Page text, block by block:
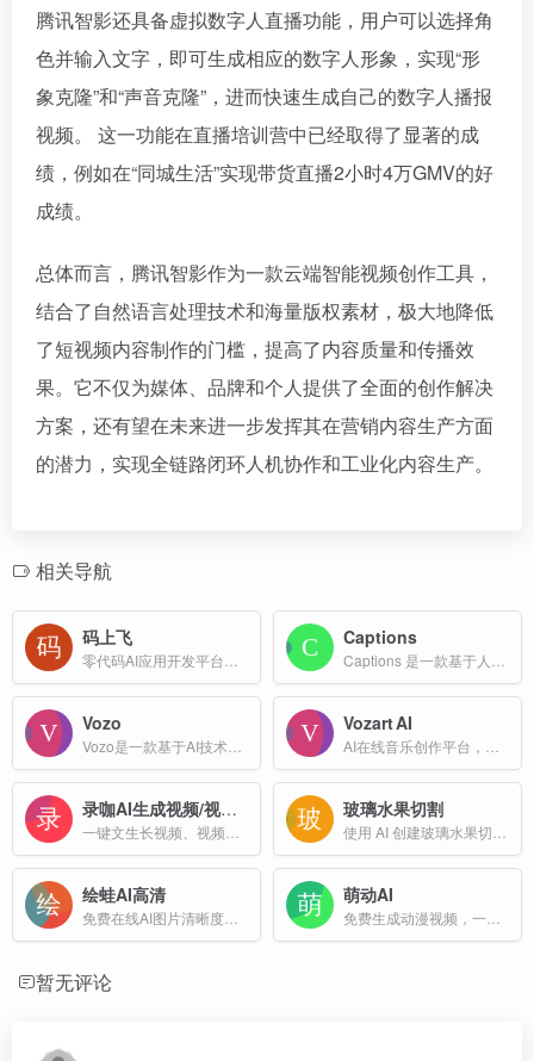
腾讯智影还具备虚拟数字人直播功能，用户可以选择角
色并输入文字，即可生成相应的数字人形象，实现“形
象克隆”和“声音克隆”，进而快速生成自己的数字人播报
视频。 这一功能在直播培训营中已经取得了显著的成
绩，例如在“同城生活”实现带货直播2小时4万GMV的好
成绩。
总体而言，腾讯智影作为一款云端智能视频创作工具，
结合了自然语言处理技术和海量版权素材，极大地降低
了短视频内容制作的门槛，提高了内容质量和传播效
果。它不仅为媒体、品牌和个人提供了全面的创作解决
方案，还有望在未来进一步发挥其在营销内容生产方面
的潜力，实现全链路闭环人机协作和工业化内容生产。
相关导航
码上飞 Captions
Vozo Vozart AI
录咖AI生成视频/视频翻译 玻璃水果切割
绘蛙AI高清 萌动AI
暂无评论